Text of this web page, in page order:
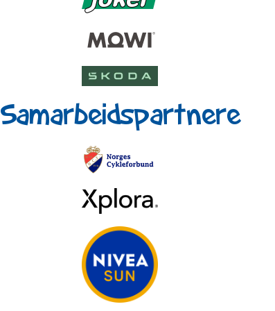
Samarbeidspartnere